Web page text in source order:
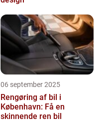
06 september 2025
Rengøring af bil i
København: Få en
skinnende ren bil